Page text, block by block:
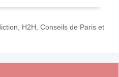
H2H, Conseils de Paris et